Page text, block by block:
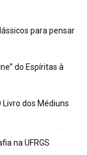
para pensar
do Espíritas à
dos Médiuns
na UFRGS